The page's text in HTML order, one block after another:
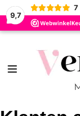
9,7
7
Toggle Nav